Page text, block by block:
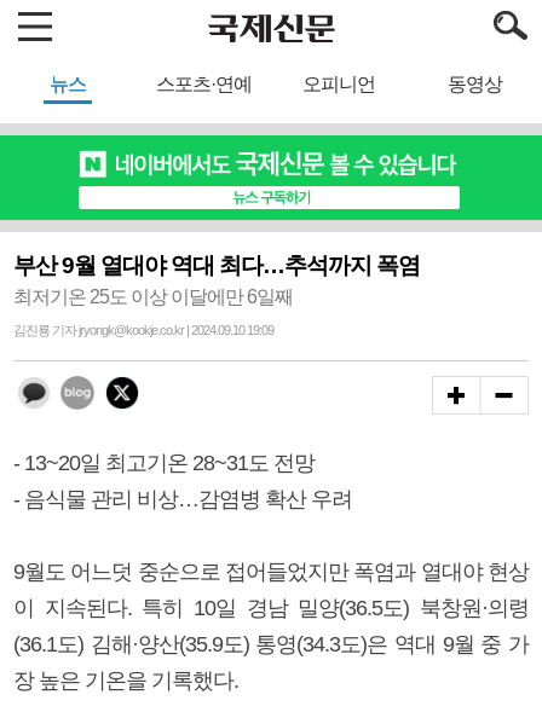
뉴스 스포츠·연예 오피니언 동영상
부산 9월 열대야 역대 최다…추석까지 폭염
최저기온 25도 이상 이달에만 6일째
김진룡 기자 jryongk@kookje.co.kr | 2024.09.10 19:09
- 13~20일 최고기온 28~31도 전망
- 음식물 관리 비상…감염병 확산 우려
9월도 어느덧 중순으로 접어들었지만 폭염과 열대야 현상
이 지속된다. 특히 10일 경남 밀양(36.5도) 북창원·의령
(36.1도) 김해·양산(35.9도) 통영(34.3도)은 역대 9월 중 가
장 높은 기온을 기록했다.